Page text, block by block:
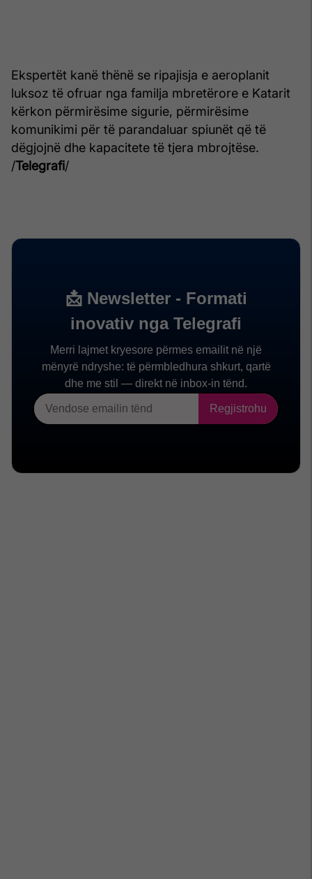
Ekspertët kanë thënë se ripajisja e aeroplanit
luksoz të ofruar nga familja mbretërore e Katarit
kërkon përmirësime sigurie, përmirësime
komunikimi për të parandaluar spiunët që të
dëgjojnë dhe kapacitete të tjera mbrojtëse.
/Telegrafi/